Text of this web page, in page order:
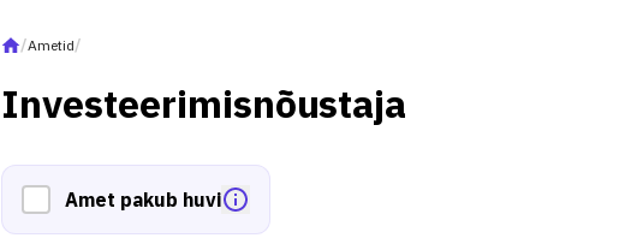
/Ametid/
Investeerimisnõustaja
Amet pakub huvi